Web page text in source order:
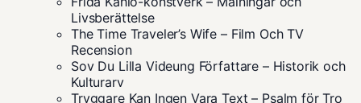
Livsberättelse
The Time Traveler’s Wife – Film Och TV
Recension
Sov Du Lilla Videung Författare – Historik och
Kulturarv
Tryggare Kan Ingen Vara Text – Psalm för Tro